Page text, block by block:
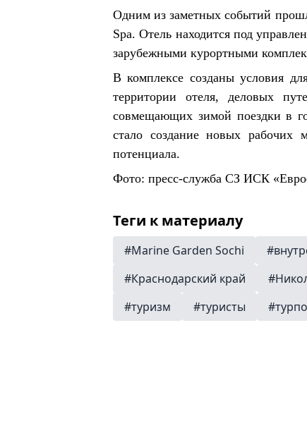
Одним из заметных событий
Spa. Отель находится под
зарубежными курортными
В комплексе созданы условия
территории отеля, деловых
совмещающих зимой поездки в
стало создание новых рабочих
потенциала.
Фото: пресс-служба СЗ ИСК
Теги к материалу
#Marine Garden Sochi
#Краснодарский край
#туризм
#туристы